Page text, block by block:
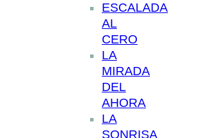
ESCALADA
AL
CERO
LA
MIRADA
DEL
AHORA
LA
SONRISA